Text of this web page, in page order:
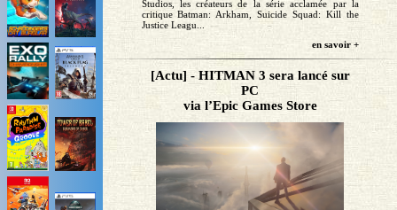
Studios, les créateurs de la série acclamée par la
critique Batman: Arkham, Suicide Squad: Kill the
Justice Leagu...
en savoir +
[Actu] - HITMAN 3 sera lancé sur
PC
via l’Epic Games Store